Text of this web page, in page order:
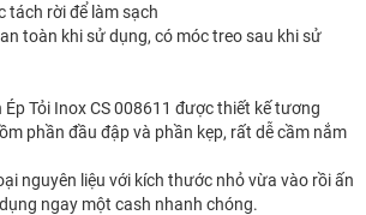
tách rời để làm sạch
toàn khi sử dụng, có móc treo sau khi sử
Ép Tỏi Inox CS 008611 được thiết kế tương
phần đầu đập và phần kẹp, rất dễ cầm nắm
nguyên liệu với kích thước nhỏ vừa vào rồi ấn
ngay một cash nhanh chóng.